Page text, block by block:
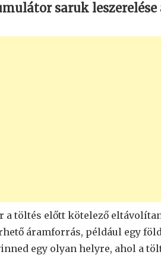
saruk
töltés előtt kötelező
áramforrás, például egy
egy olyan helyre, ahol a